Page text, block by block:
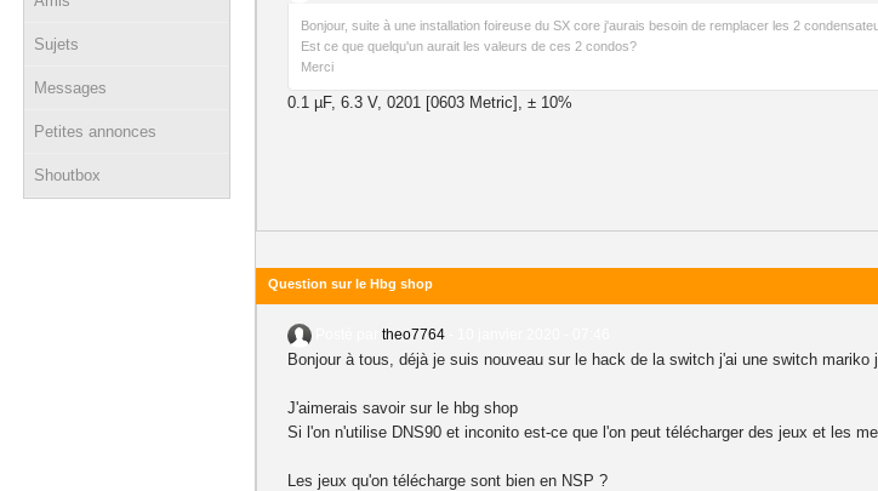
Sujets
Messages
Petites annonces
Shoutbox
Bonjour, suite à une installation foireuse du SX core j'aurais besoin de remplacer les 2
Est ce que quelqu'un aurait les valeurs de ces 2 condos?
Merci
0.1 µF, 6.3 V, 0201 [0603 Metric], ± 10%
Question sur le Hbg shop
theo7764
Bonjour à tous, déjà je suis nouveau sur le hack de la switch j'ai une switch
J'aimerais savoir sur le hbg shop
Si l'on n'utilise DNS90 et inconito est-ce que l'on peut télécharger des jeux et les
Les jeux qu'on télécharge sont bien en NSP ?